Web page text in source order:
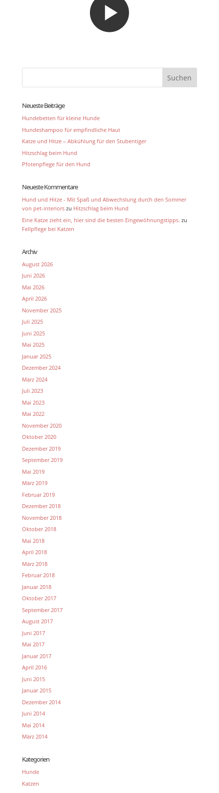
Neueste Beiträge
Hundebetten für kleine Hunde
Hundeshampoo für empfindliche Haut
Katze und Hitze – Abkühlung für den Stubentiger
Hitzschlag beim Hund
Pfotenpflege für den Hund
Neueste Kommentare
Hund und Hitze - Mit Spaß und Abwechslung durch den Sommer
von pet-interiorszu Hitzschlag beim Hund
Eine Katze zieht ein, hier sind die besten Eingewöhnungstipps. zu
Fellpflege bei Katzen
Archiv
August 2026
Juni 2026
Mai 2026
April 2026
November 2025
Juli 2025
Juni 2025
Mai 2025
Januar 2025
Dezember 2024
März 2024
Juli 2023
Mai 2023
Mai 2022
November 2020
Oktober 2020
Dezember 2019
September 2019
Mai 2019
März 2019
Februar 2019
Dezember 2018
November 2018
Oktober 2018
Mai 2018
April 2018
März 2018
Februar 2018
Januar 2018
Oktober 2017
September 2017
August 2017
Juni 2017
Mai 2017
Januar 2017
April 2016
Juni 2015
Januar 2015
Dezember 2014
Juni 2014
Mai 2014
März 2014
Kategorien
Hunde
Katzen